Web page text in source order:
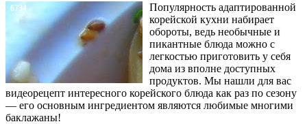
6734
Популярность адаптированной
корейской кухни набирает
обороты, ведь необычные и
пикантные блюда можно с
легкостью приготовить у себя
дома из вполне доступных
продуктов. Мы нашли для вас
видеорецепт интересного корейского блюда как раз по сезону
— его основным ингредиентом являются любимые многими
баклажаны!